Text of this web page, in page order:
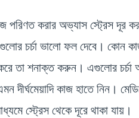
পরিণত করার অভ্যাস স্ট্রেস দূর
চর্চা ভালো ফল দেবে। কোন
করে তা শনাক্ত করুন। এগুলোর চর্চা
দীর্ঘমেয়াদি কাজ হাতে নিন।
স্ট্রেস থেকে দূরে থাকা যায়।